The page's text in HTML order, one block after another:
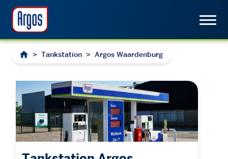
> Tankstation > Argos Waardenburg